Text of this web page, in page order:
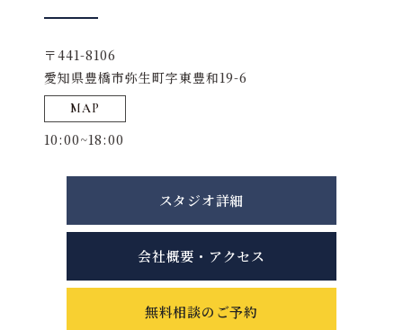
〒441-8106
愛知県豊橋市弥生町字東豊和19-6
MAP
10:00~18:00
スタジオ詳細
会社概要・アクセス
無料相談のご予約